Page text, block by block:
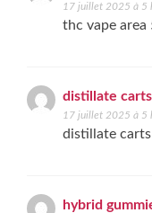
17 juillet 2025 à 5
thc vape area
distillate carts
17 juillet 2025 à 5
distillate carts
hybrid